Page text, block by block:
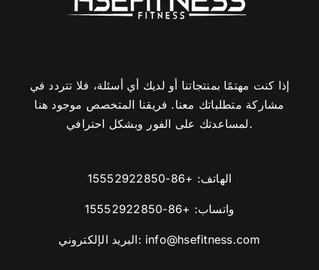
إذا كنت مهتمًا بمنتجاتنا أو لديك أي أسئلة، فلا تتردد في
مشاركة متطلباتك معنا. فريقنا المتخصص موجود هنا
لمساعدتك على الفور وبشكل احترافي.
الهاتف: +86-15552922850
واتساب: +86-15552922850
البريد الإلكتروني: info@hsefitness.com